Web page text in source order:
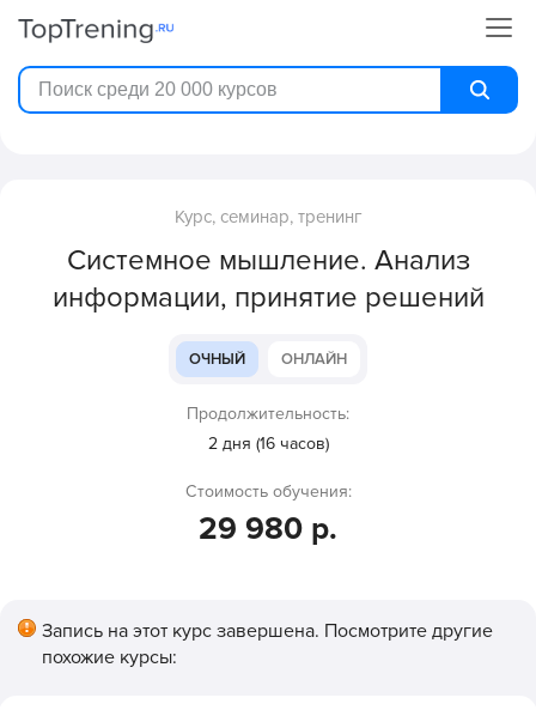
Курс, семинар, тренинг
Системное мышление. Анализ
информации, принятие решений
ОЧНЫЙ ОНЛАЙН
Продолжительность:
2 дня (16 часов)
Стоимость обучения:
29 980 р.
Запись на этот курс завершена. Посмотрите другие
похожие курсы: